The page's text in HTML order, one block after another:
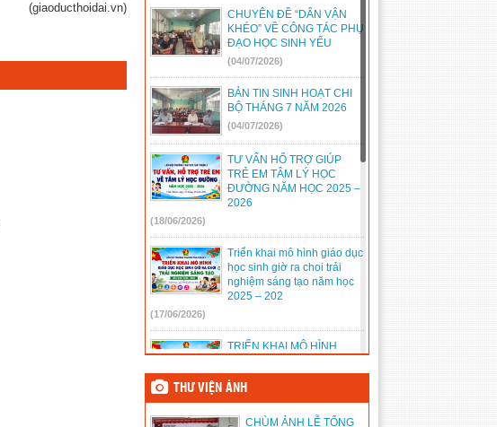
(giaoducthoidai.vn)
2494-QD-UBND(10/10/2022)
888/TB-UBND(31/08/2022)
2397/QĐ-UBND (26/08/2022)
31/2022/NQ-HĐND(16/08/2022)
CHUYÊN ĐỀ “DÂN VẬN
KHÉO” VỀ CÔNG TÁC PHỤ
ĐẠO HỌC SINH YẾU
(04/07/2026)
BẢN TIN SINH HOẠT CHI
BỘ THÁNG 7 NĂM 2026
(04/07/2026)
TƯ VẤN HỔ TRỢ GIÚP
TRẺ EM TÂM LÝ HỌC
ĐƯỜNG NĂM HỌC 2025 –
2026
(18/06/2026)
Triển khai mô hình giáo dục
học sinh giờ ra choi trải
nghiệm sáng tạo năm học
2025 – 202
(17/06/2026)
TRIỂN KHAI MÔ HÌNH
HỌC 2025 – 2026
(14/06/2026)
THƯ VIỆN ẢNH
CHÙM ẢNH LỄ TỔNG